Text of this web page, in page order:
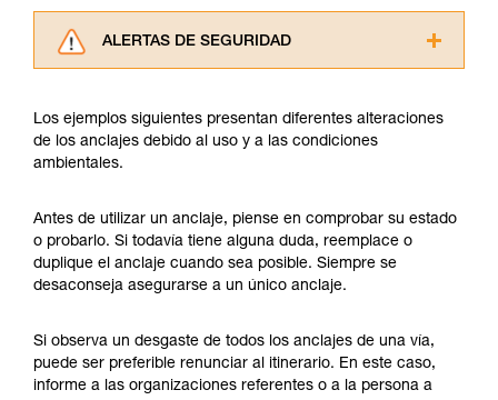
ALERTAS DE SEGURIDAD
consultarlo. Usted debe comprender la
información de la ficha técnica para poder
comprender este complemento informativo.
y un entrenamiento específico. Confirme a
través de un profesional su capacidad para
ejecutar estas técnicas, solo y con total
seguridad, antes de ejecutarlas de forma
su actividad. Pueden existir otras que no
describimos aquí.
Los ejemplos siguientes presentan diferentes alteraciones
de los anclajes debido al uso y a las condiciones
ambientales.
Antes de utilizar un anclaje, piense en comprobar su estado
o probarlo. Si todavía tiene alguna duda, reemplace o
duplique el anclaje cuando sea posible. Siempre se
desaconseja asegurarse a un único anclaje.
Si observa un desgaste de todos los anclajes de una vía,
puede ser preferible renunciar al itinerario. En este caso,
informe a las organizaciones referentes o a la persona a